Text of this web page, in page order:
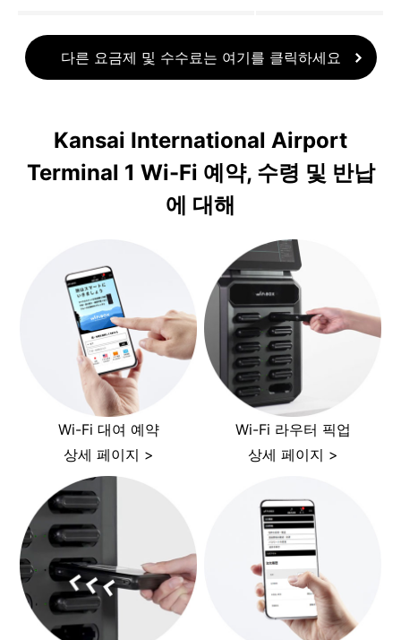
다른 요금제 및 수수료는 여기를 클릭하세요
Kansai International Airport
Terminal 1 Wi-Fi 예약, 수령 및 반납
에 대해
Wi-Fi 대여 예약
상세 페이지 >
Wi-Fi 라우터 픽업
상세 페이지 >